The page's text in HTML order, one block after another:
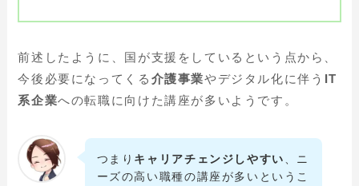
前述したように、国が支援をしているという点から、
今後必要になってくる 介護事業やデジタル化に伴う IT
系企業への転職に向けた講座が多いようです。
つまり キャリアチェンジしやすい
、ニ
ーズの高い職種の講座が多いというこ